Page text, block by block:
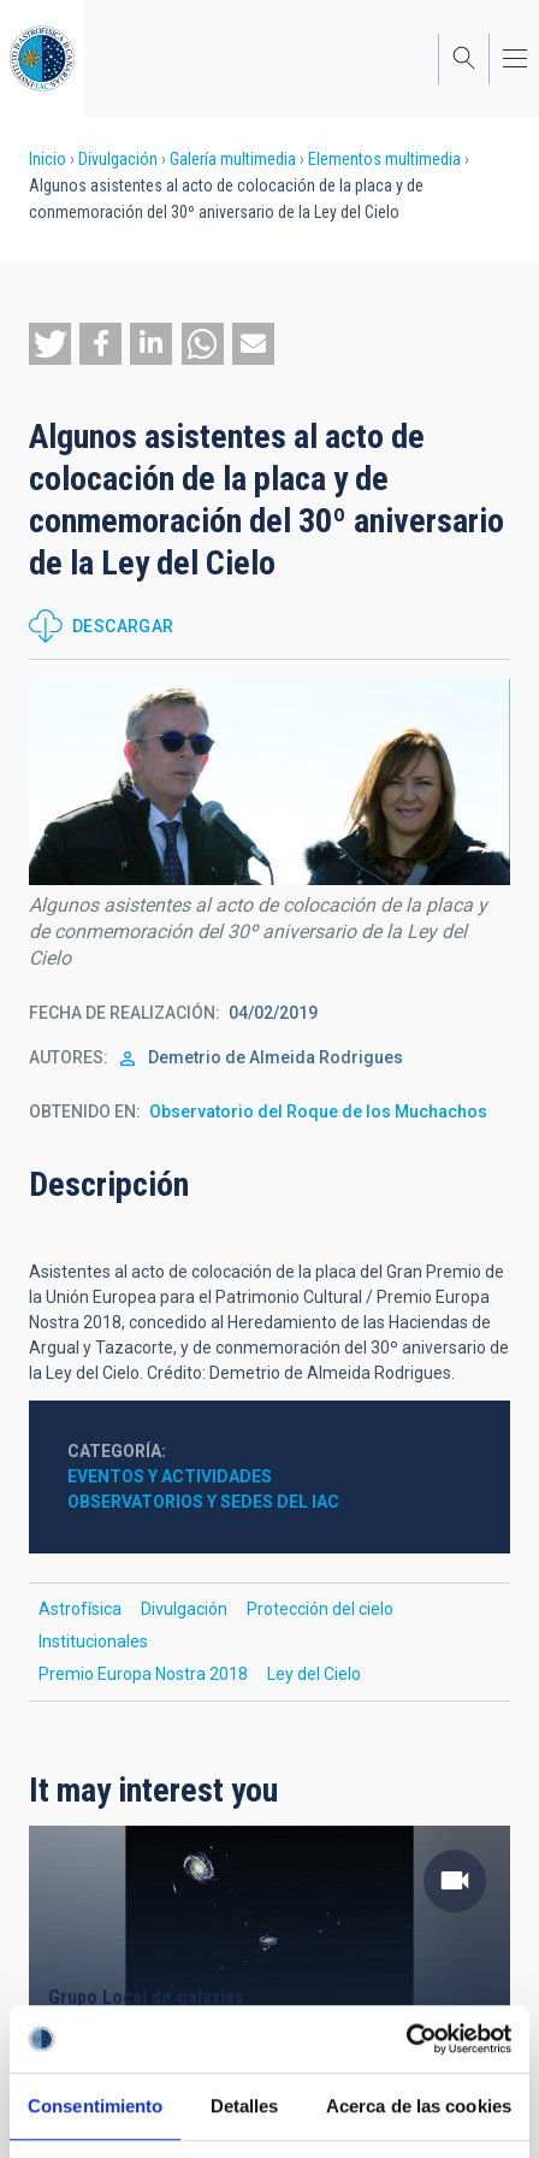
Consentimiento Detalles Acerca de las cookies
al
contenido
principal
Sobrescribir
enlaces
a
la
navegación
Inicio Divulgación Galería multimedia
Elementos multimedia
Algunos asistentes al acto de colocación de la placa y de
conmemoración del 30º aniversario de la Ley del Cielo
Algunos asistentes al acto de
colocación de la placa y de
conmemoración del 30º aniversario
de la Ley del Cielo
DESCARGAR
Algunos asistentes al acto de colocación de la placa y
de conmemoración del 30º aniversario de la Ley del
Cielo
FECHA DE REALIZACIÓN 04/02/2019
AUTORES Demetrio de Almeida Rodrigues
OBTENIDO EN Observatorio del Roque de los Muchachos
Descripción
Asistentes al acto de colocación de la placa del Gran Premio de
la Unión Europea para el Patrimonio Cultural / Premio Europa
Nostra 2018, concedido al Heredamiento de las Haciendas de
Argual y Tazacorte, y de conmemoración del 30º aniversario de
la Ley del Cielo. Crédito: Demetrio de Almeida Rodrigues.
CATEGORÍA
EVENTOS Y ACTIVIDADES
OBSERVATORIOS Y SEDES DEL IAC
Astrofísica Divulgación
Protección del cielo
Institucionales
Premio Europa Nostra 2018
Ley del Cielo
It may interest you
Grupo Local de galaxias